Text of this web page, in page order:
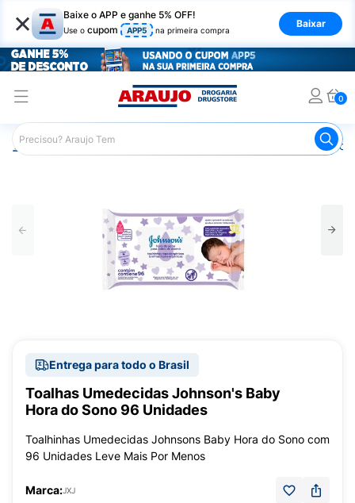
× Baixe o APP e ganhe 5% OFF!
Use o cupom APP5 na primeira compra
Baixar
0
Araujo Infantil Lenços Umedecidos
Entrega para todo o Brasil
Toalhas Umedecidas Johnson's Baby
Hora do Sono 96 Unidades
Toalhinhas Umedecidas Johnsons Baby Hora do Sono com
96 Unidades Leve Mais Por Menos
Marca:JXJ